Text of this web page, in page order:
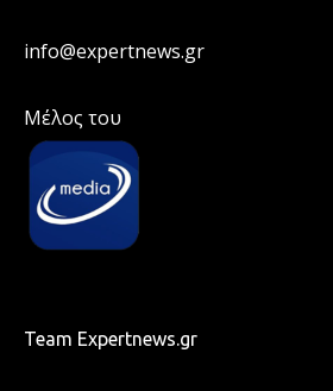
info@expertnews.gr
Μέλος του
Team Expertnews.gr